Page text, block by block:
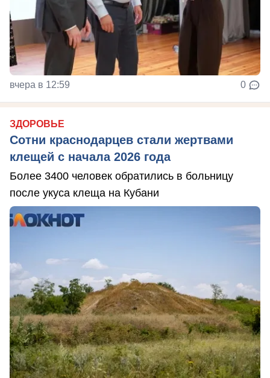
вчера в 12:59 0
ЗДОРОВЬЕ
Сотни краснодарцев стали жертвами
клещей с начала 2026 года
Более 3400 человек обратились в больницу
после укуса клеща на Кубани